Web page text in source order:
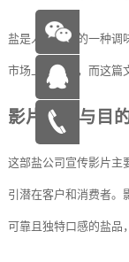
盐是人类必需的一种调
市场上竞争着，而这篇
影片背景与目
这部盐公司宣传影片主
引潜在客户和消费者。
可靠且独特口感的盐品
在线咨
询
15262683263